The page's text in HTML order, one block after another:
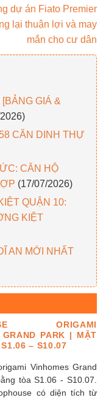
dự án Fiato Premier
lại thuận lợi và may
mắn cho cư dân
GIÁ &
CĂN DINH THỰ
CĂN HỘ
(17/07/2026)
QUẬN 10:
KIỆT
AN MỚI NHẤT
ORIGAMI
GRAND PARK | MẶT
– S10.07
Vinhomes Grand
tòa S1.06 - S10.07.
có diện tích từ